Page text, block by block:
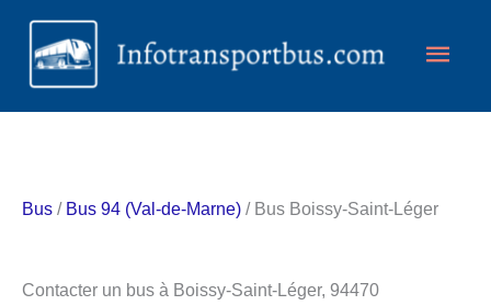
Aller
contenu
Bus / Bus 94 (Val-de-Marne) / Bus Boissy-Saint-Léger
Contacter un bus à Boissy-Saint-Léger, 94470